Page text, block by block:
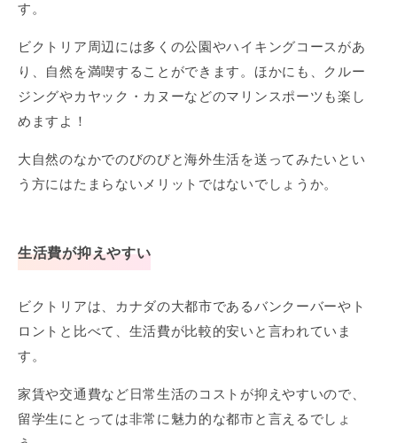
す。
ビクトリア周辺には多くの公園やハイキングコースがあ
り、自然を満喫することができます。ほかにも、クルー
ジングやカヤック・カヌーなどのマリンスポーツも楽し
めますよ！
大自然のなかでのびのびと海外生活を送ってみたいとい
う方にはたまらないメリットではないでしょうか。
生活費が抑えやすい
ビクトリアは、カナダの大都市であるバンクーバーやト
ロントと比べて、生活費が比較的安いと言われていま
す。
家賃や交通費など日常生活のコストが抑えやすいので、
留学生にとっては非常に魅力的な都市と言えるでしょ